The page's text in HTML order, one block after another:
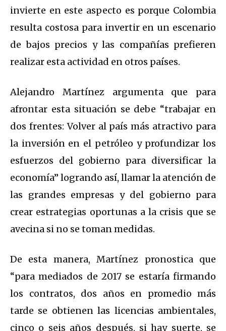
invierte en este aspecto es porque Colombia
resulta costosa para invertir en un escenario
de bajos precios y las compañías prefieren
realizar esta actividad en otros países.
Alejandro Martínez argumenta que para
afrontar esta situación se debe “trabajar en
dos frentes: Volver al país más atractivo para
la inversión en el petróleo y profundizar los
esfuerzos del gobierno para diversificar la
economía” logrando así, llamar la atención de
las grandes empresas y del gobierno para
crear estrategias oportunas a la crisis que se
avecina si no se toman medidas.
De esta manera, Martínez pronostica que
“para mediados de 2017 se estaría firmando
los contratos, dos años en promedio más
tarde se obtienen las licencias ambientales,
cinco o seis años después, si hay suerte, se